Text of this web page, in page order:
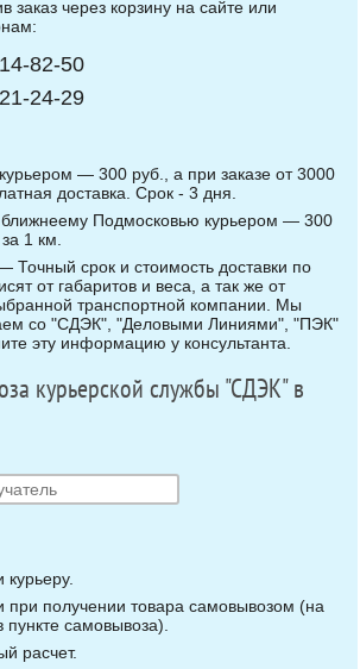
заказ через корзину на сайте или
82-50
24-29
— 300 руб., а при заказе от 3000
доставка. Срок - 3 дня.
Подмосковью курьером — 300
1 км.
Точный срок и стоимость доставки по
от габаритов и веса, а так же от
транспортной компании. Мы
со "СДЭК", "Деловыми Линиями", "ПЭК"
эту информацию у консультанта.
курьерской службы "СДЭК" в
получении товара самовывозом (на
пункте самовывоза).
расчет.